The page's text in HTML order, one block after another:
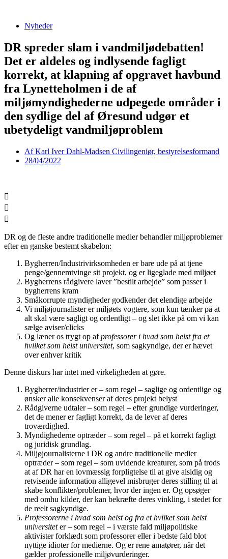
indholdNyheder
DR spreder slam i vandmiljødebatten!
Det er aldeles og indlysende fagligt
korrekt, at klapning af opgravet havbund
fra Lynetteholmen i de af
miljømyndighederne udpegede områder i
den sydlige del af Øresund udgør et
ubetydeligt vandmiljøproblem
AfKarl Iver Dahl-Madsen Civilingeniør, bestyrelsesformand
28/04/2022
DR og de fleste andre traditionelle medier behandler miljøproblemer
efter en ganske bestemt skabelon:
Bygherren/Industrivirksomheden er bare ude på at tjene
penge/gennemtvinge sit projekt, og er ligeglade med miljøet
Bygherrens rådgivere laver ”bestilt arbejde” som passer i
bygherrens kram
Småkorrupte myndigheder godkender det elendige arbejde
Vi miljøjournalister er miljøets vogtere, som kun tænker på at
alt skal være sagligt og ordentligt – og slet ikke på om vi kan
sælge aviser/clicks
Og læner os trygt op afprofessorer i hvad som helst fra et
hvilket som helst universitet, som sagkyndige, der er hævet
over enhver kritik
Denne diskurs har intet med virkeligheden at gøre.
Bygherrer/industrier er – som regel – saglige og ordentlige og
ønsker alle konsekvenser af deres projekt belyst
Rådgiverne udtaler – som regel – efter grundige vurderinger,
det de mener er fagligt korrekt, da de lever af deres
troværdighed.
Myndighederne optræder – som regel – på et korrekt fagligt
og juridisk grundlag.
Miljøjournalisterne i DR og andre traditionelle medier
optræder – som regel – som uvidende kreaturer, som på trods
at af DR har en lovmæssig forpligtelse til at give alsidig og
retvisende information alligevel misbruger deres stilling til at
skabe konflikter/problemer, hvor der ingen er. Og opsøger
med omhu kilder, der kan bekræfte deres vinkling, i stedet for
de reelt sagkyndige.
Professorerne i hvad som helst og fra et hvilket som helst
universiteter – som regel – i værste fald miljøpolitiske
aktivister forklædt som professorer eller i bedste fald blot
nyttige idioter for medierne. Og er rene amatører, når det
gælder professionelle miljøvurderinger.